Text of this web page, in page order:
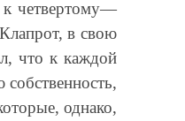
к четвертому—
в свою
что к каждой
однако,